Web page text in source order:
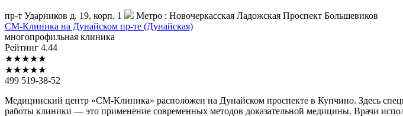
пр-т Ударников д. 19, корп. 1 Метро : Новочеркасская Ладожская Проспект Большевиков
СМ-Клиника на Дунайском пр-те (Дунайская)
многопрофильная клиника
Рейтинг 4.44
★★★★★
★★★★★
499 519-38-52
Медицинский центр «СМ-Клиника» расположен на Дунайском проспекте в Купчино. Здесь
работы клиники — это применение современных методов доказательной медицины. Врачи